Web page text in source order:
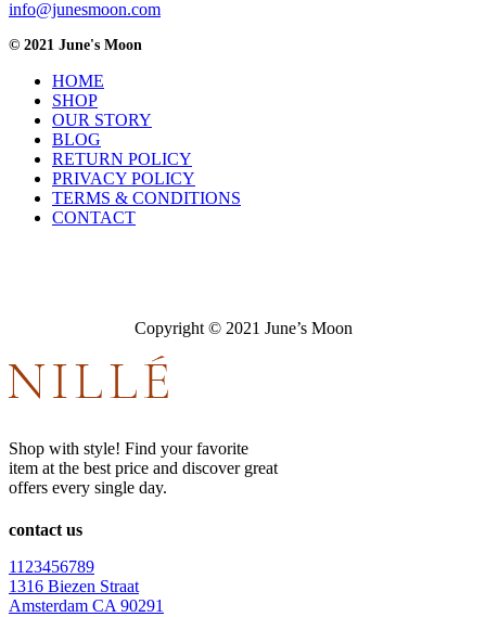
info@junesmoon.com
© 2021 June's Moon
HOME
SHOP
OUR STORY
BLOG
RETURN POLICY
PRIVACY POLICY
TERMS & CONDITIONS
CONTACT
Copyright © 2021 June’s Moon
Shop with style! Find your favorite
item at the best price and discover great
offers every single day.
contact us
1123456789
1316 Biezen Straat
Amsterdam CA 90291